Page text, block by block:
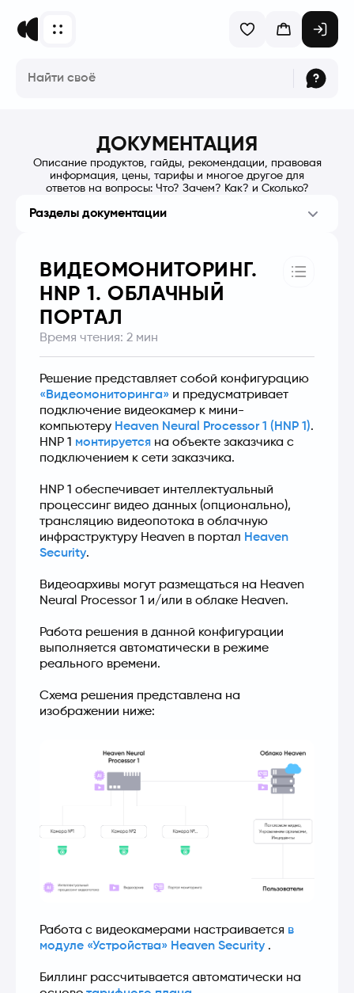
ДОКУМЕНТАЦИЯ
Описание продуктов, гайды, рекомендации, правовая
информация, цены, тарифы и многое другое для
ответов на вопросы: Что? Зачем? Как? и Сколько?
Разделы документации
ВИДЕОМОНИТОРИНГ.
HNP 1. ОБЛАЧНЫЙ
ПОРТАЛ
Время чтения: 2 мин
«Видеомониторинга» и предусматривает
подключение видеокамер к мини-
компьютеру Heaven Neural Processor 1 (HNP 1).
HNP 1 монтируется на объекте заказчика с
подключением к сети заказчика.
HNP 1 обеспечивает интеллектуальный
процессинг видео данных (опционально),
трансляцию видеопотока в облачную
инфраструктуру Heaven в портал Heaven
Security.
Видеоархивы могут размещаться на Heaven
Neural Processor 1 и/или в облаке Heaven.
Работа решения в данной конфигурации
выполняется автоматически в режиме
реального времени.
Схема решения представлена на
изображении ниже:
Работа с видеокамерами настраивается в
модуле «Устройства» Heaven Security .
Биллинг рассчитывается автоматически на